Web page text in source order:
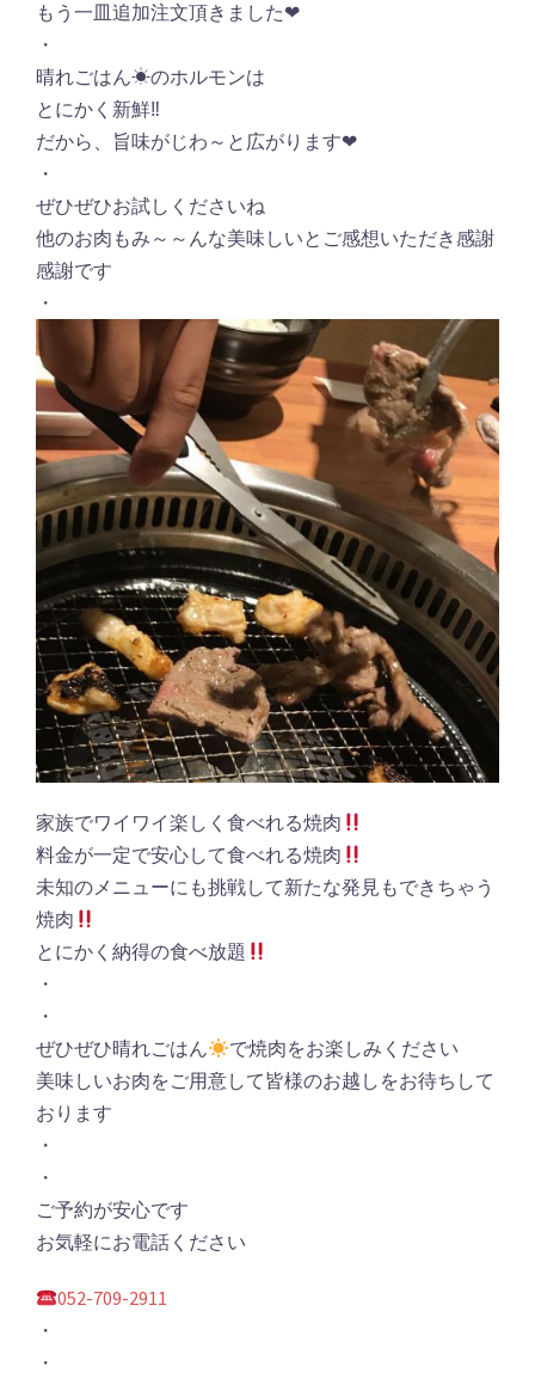
もう一皿追加注文頂きました❤︎
・
晴れごはん☀︎のホルモンは
とにかく新鮮‼︎
だから、旨味がじわ～と広がります❤︎
・
ぜひぜひお試しくださいね
他のお肉もみ～～んな美味しいとご感想いただき感謝
感謝です
・
家族でワイワイ楽しく食べれる焼肉
料金が一定で安心して食べれる焼肉
未知のメニューにも挑戦して新たな発見もできちゃう
焼肉
とにかく納得の食べ放題
・
・
ぜひぜひ晴れごはん
で焼肉をお楽しみください
美味しいお肉をご用意して皆様のお越しをお待ちして
おります
・
・
ご予約が安心です
お気軽にお電話ください
052-709-2911
・
・